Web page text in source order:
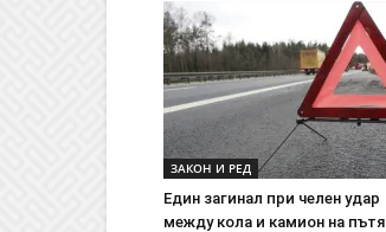
ЗАКОН И РЕД
Един загинал при челен удар
между кола и камион на пътя